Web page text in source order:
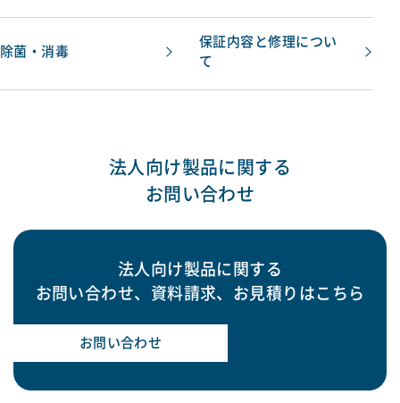
除菌・消毒
保証内容と修理につい
て
法人向け製品に関する
お問い合わせ
法人向け製品に関する
お問い合わせ、資料請求、お見積りはこちら
お問い合わせ